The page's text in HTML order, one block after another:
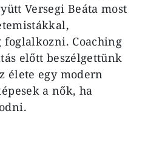
Versegi Beáta most
Coaching
előtt beszélgettünk
élete egy modern
a nők, ha